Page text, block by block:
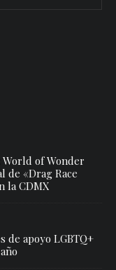
of Wonder
de «Drag Race
la CDMX
de apoyo LGBTQ+